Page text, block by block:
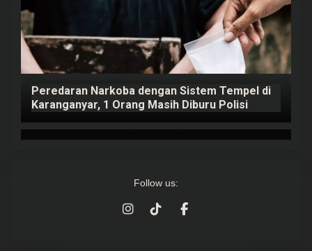
Peredaran Narkoba dengan Sistem Tempel di
Karanganyar, 1 Orang Masih Diburu Polisi
Follow us: